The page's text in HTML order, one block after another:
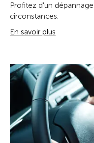
Profitez d'un
circonstances.
En savoir plus